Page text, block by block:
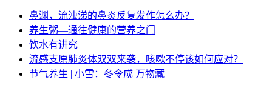
鼻渊，流浊涕的鼻炎反复发作怎么办？
养生粥—通往健康的营养之门
饮水有讲究
流感支原肺炎体双双来袭，咳嗽不停该如何应对？
节气养生 | 小雪：冬令成 万物藏